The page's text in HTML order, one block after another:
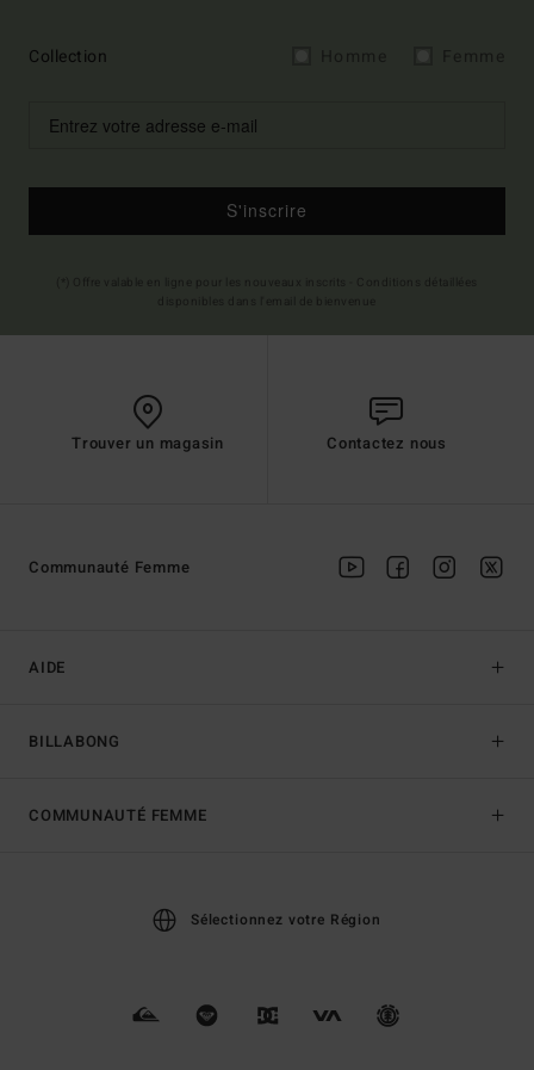
Collection
S'inscrire
Trouver un magasin Contactez nous
AIDE
BILLABONG
Communauté Femme
COMMUNAUTÉ FEMME
Sélectionnez votre Région